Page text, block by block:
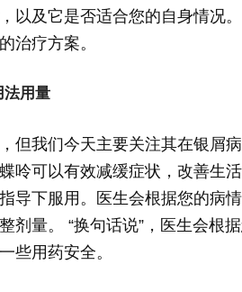
以及它是否适合您的自身情况
治疗方案。
法用量
但我们今天主要关注其在银屑
呤可以有效减缓症状，改善生
导下服用。医生会根据您的病
剂量。 “换句话说”，医生会根
些用药安全。